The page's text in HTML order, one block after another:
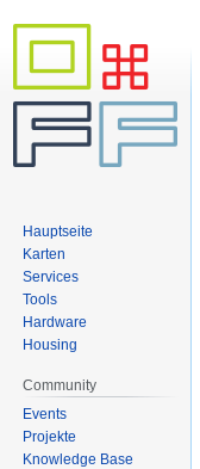
Hauptseite
Karten
Services
Tools
Hardware
Housing
Community
Events
Projekte
Knowledge Base